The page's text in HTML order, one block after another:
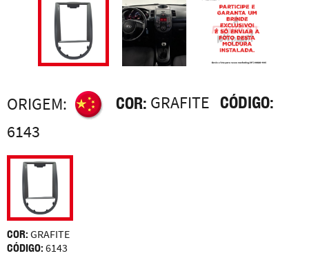
ORIGEM: COR: GRAFITE CÓDIGO:
6143
COR: GRAFITE
CÓDIGO: 6143